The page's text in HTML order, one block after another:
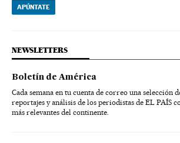
APÚNTATE
NEWSLETTERS
Boletín de América
Cada semana en tu cuenta de correo una selección
reportajes y análisis de los periodistas de EL PAÍS
más relevantes del continente.